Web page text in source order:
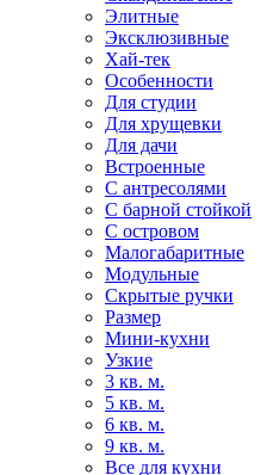
Элитные
Эксклюзивные
Хай-тек
Особенности
Для студии
Для хрущевки
Для дачи
Встроенные
С антресолями
С барной стойкой
С островом
Малогабаритные
Модульные
Скрытые ручки
Размер
Мини-кухни
Узкие
3 кв. м.
5 кв. м.
6 кв. м.
9 кв. м.
Все для кухни